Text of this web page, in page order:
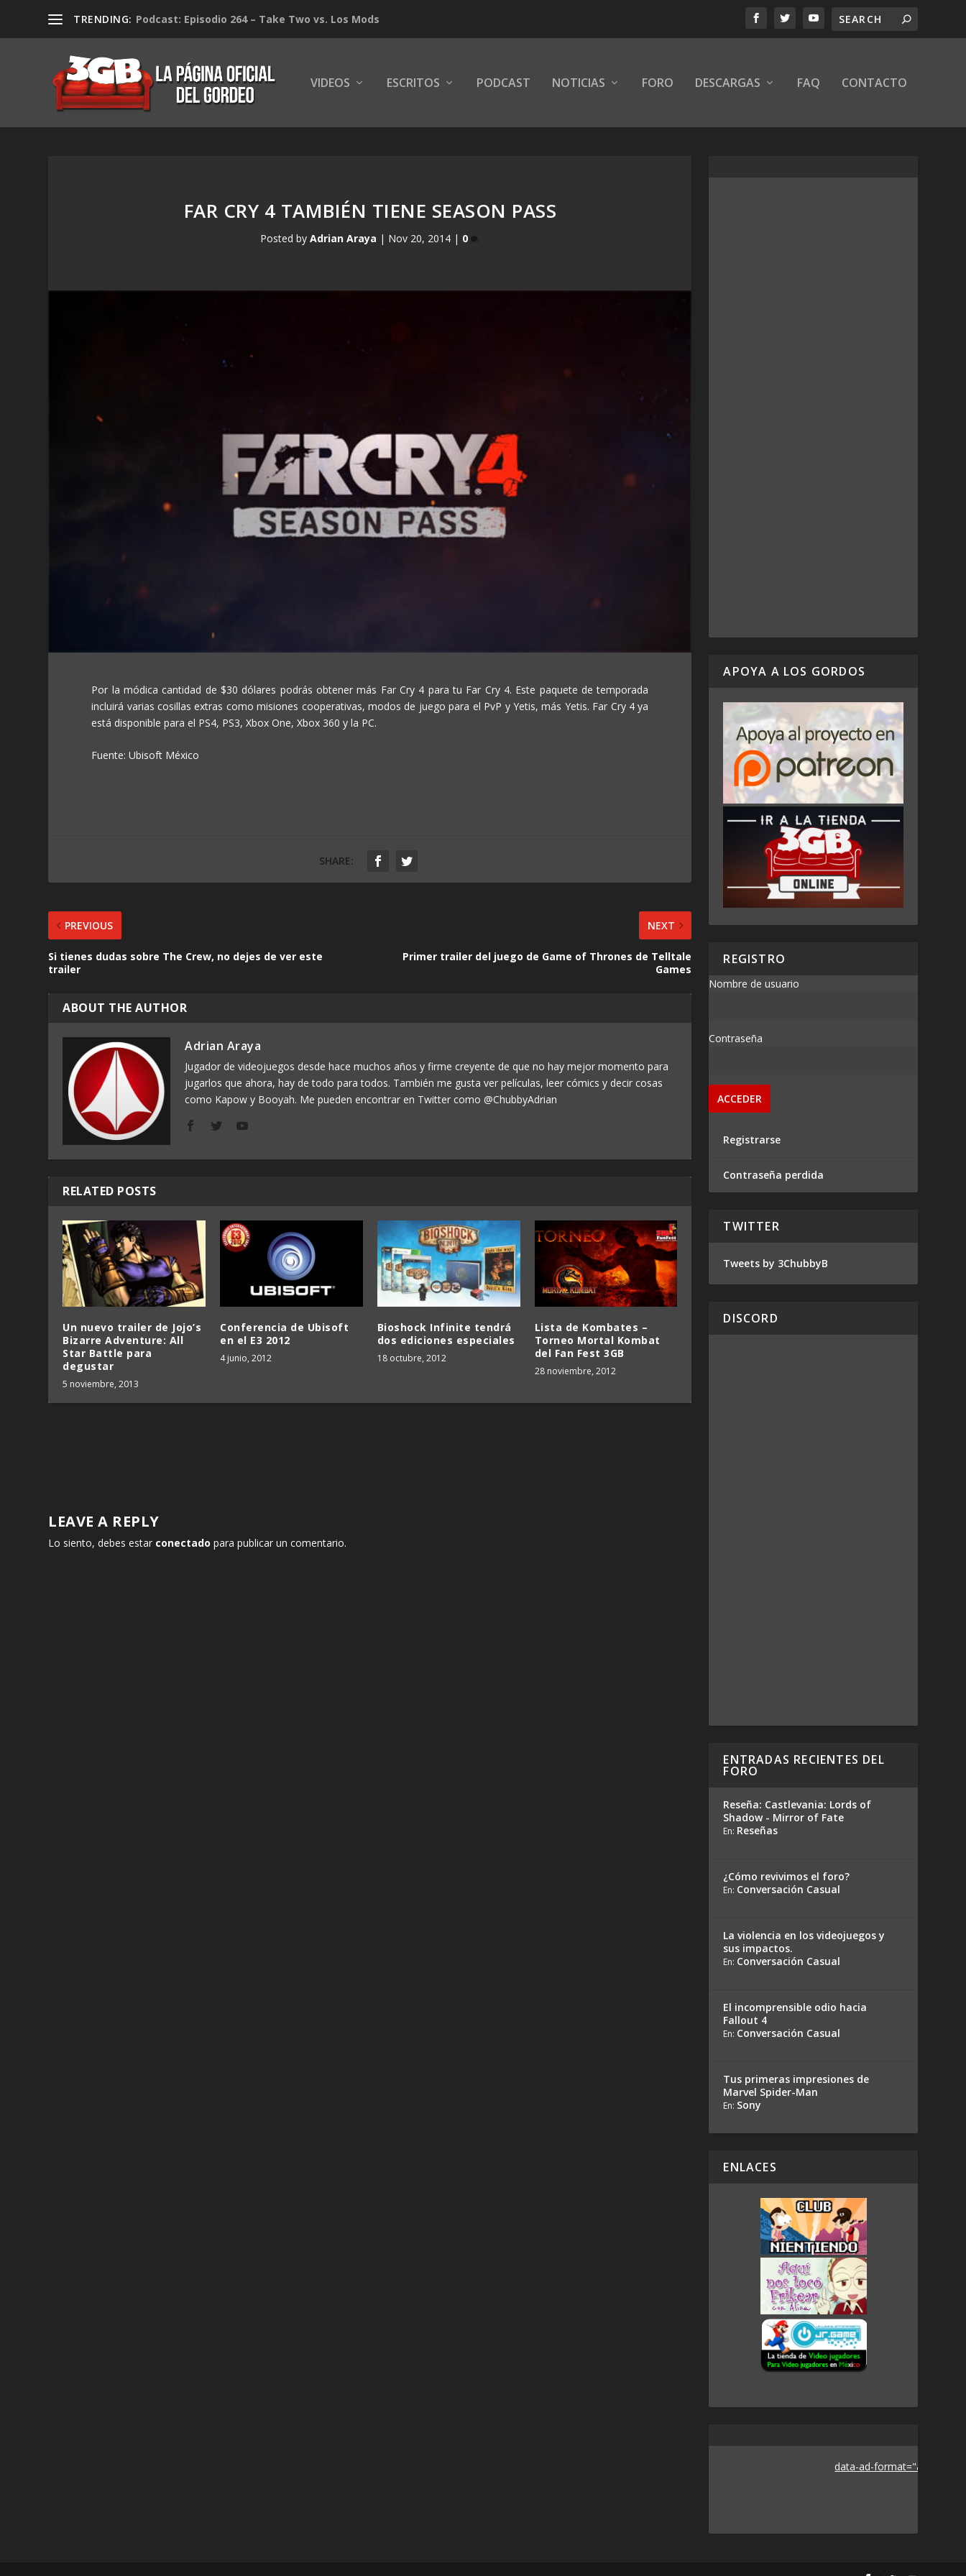
TRENDING: Podcast: Episodio 264 – Take Two vs. Los Mods
VIDEOS ESCRITOS PODCAST NOTICIAS FORO DESCARGAS FAQ CONTACTO
FAR CRY 4 TAMBIÉN TIENE SEASON PASS
Posted byAdrian Araya | Nov 20, 2014 | 0
Por la módica cantidad de $30 dólares podrás obtener más Far Cry 4 para tu Far Cry 4. Este paquete de temporada
incluirá varias cosillas extras como misiones cooperativas, modos de juego para el PvP y Yetis, más Yetis. Far Cry 4 ya
está disponible para el PS4, PS3, Xbox One, Xbox 360 y la PC.
Fuente: Ubisoft México
SHARE:
PREVIOUS
Si tienes dudas sobre The Crew, no dejes de ver este
trailer
NEXT
Primer trailer del juego de Game of Thrones de Telltale
Games
ABOUT THE AUTHOR
Adrian Araya
Jugador de videojuegos desde hace muchos años y firme creyente de que no hay mejor momento para
jugarlos que ahora, hay de todo para todos. También me gusta ver películas, leer cómics y decir cosas
como Kapow y Booyah. Me pueden encontrar en Twitter como @ChubbyAdrian
RELATED POSTS
Un nuevo trailer de Jojo’s
Bizarre Adventure: All
Star Battle para
degustar
5 noviembre, 2013
Conferencia de Ubisoft
en el E3 2012
4 junio, 2012
Bioshock Infinite tendrá
dos ediciones especiales
18 octubre, 2012
Lista de Kombates –
Torneo Mortal Kombat
del Fan Fest 3GB
28 noviembre, 2012
LEAVE A REPLY
Lo siento, debes estar conectado para publicar un comentario.
APOYA A LOS GORDOS
REGISTRO
Nombre de usuario
Contraseña
Registrarse
Contraseña perdida
TWITTER
Tweets by 3ChubbyB
DISCORD
ENTRADAS RECIENTES DEL
FORO
Reseña: Castlevania: Lords of
Shadow - Mirror of Fate
En: Reseñas
¿Cómo revivimos el foro?
En: Conversación Casual
La violencia en los videojuegos y
sus impactos.
En: Conversación Casual
El incomprensible odio hacia
Fallout 4
En: Conversación Casual
Tus primeras impresiones de
Marvel Spider-Man
En: Sony
ENLACES
data-ad-format="auto">